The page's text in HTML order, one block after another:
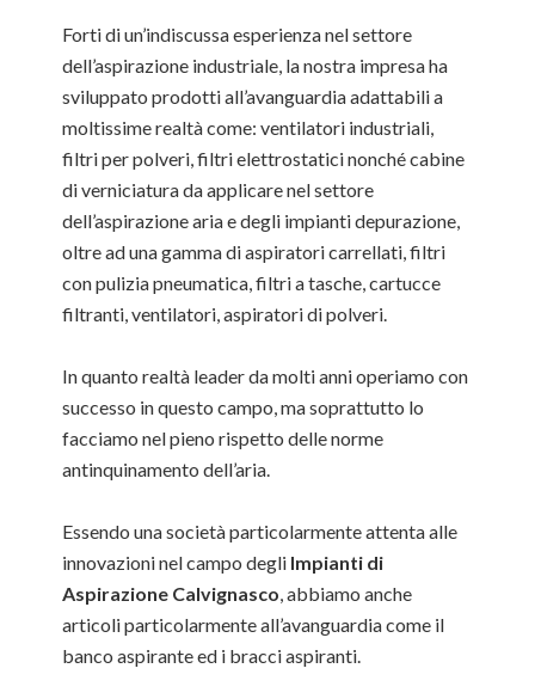
Forti di un’indiscussa esperienza nel settore
dell’aspirazione industriale, la nostra impresa ha
sviluppato prodotti all’avanguardia adattabili a
moltissime realtà come: ventilatori industriali,
filtri per polveri, filtri elettrostatici nonché cabine
di verniciatura da applicare nel settore
dell’aspirazione aria e degli impianti depurazione,
oltre ad una gamma di aspiratori carrellati, filtri
con pulizia pneumatica, filtri a tasche, cartucce
filtranti, ventilatori, aspiratori di polveri.
In quanto realtà leader da molti anni operiamo con
successo in questo campo, ma soprattutto lo
facciamo nel pieno rispetto delle norme
antinquinamento dell’aria.
Essendo una società particolarmente attenta alle
innovazioni nel campo degli Impianti di
Aspirazione Calvignasco, abbiamo anche
articoli particolarmente all’avanguardia come il
banco aspirante ed i bracci aspiranti.